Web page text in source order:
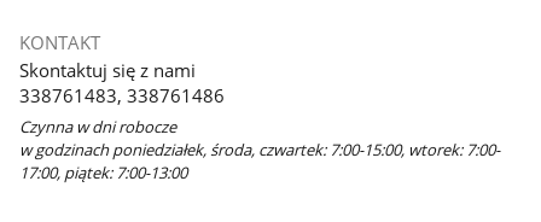
KONTAKT
Skontaktuj się z nami
338761483, 338761486
Czynna w dni robocze
w godzinach poniedziałek, środa, czwartek: 7:00-15:00, wtorek: 7:00-
17:00, piątek: 7:00-13:00